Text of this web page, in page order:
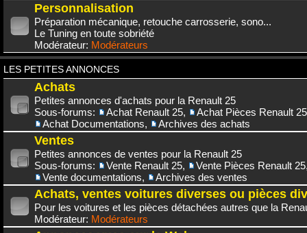
Personnalisation
Préparation mécanique, retouche carrosserie, sono...
Le Tuning en toute sobriété
Modérateur: Modérateurs
LES PETITES ANNONCES
Achats
Petites annonces d'achats pour la Renault 25
Sous-forums:
Achat Renault 25,
Achat Pièces Renault 25
Achat Documentations, Archives des achats
Ventes
Petites annonces de ventes pour la Renault 25
Sous-forums:
Vente Renault 25, Vente Pièces Renault 25
Vente documentations, Archives des ventes
Achats, ventes voitures diverses ou pièces
Pour les voitures et les pièces détachées autres que la
Modérateur: Modérateurs